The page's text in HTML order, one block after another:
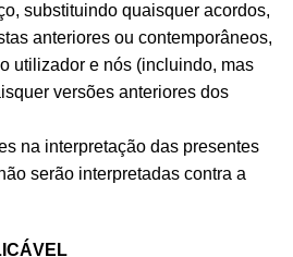
substituindo quaisquer acordos,
anteriores ou contemporâneos,
utilizador e nós (incluindo, mas
versões anteriores dos
na interpretação das presentes
serão interpretadas contra a